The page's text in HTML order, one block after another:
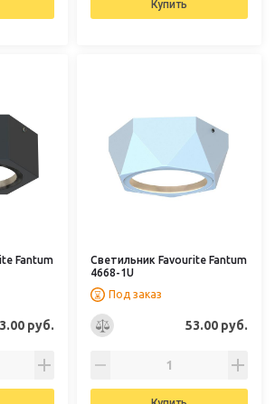
Купить
Fantum
руб.
Светильник Favourite Fantum
4668-1U
Под заказ
53.00 руб.